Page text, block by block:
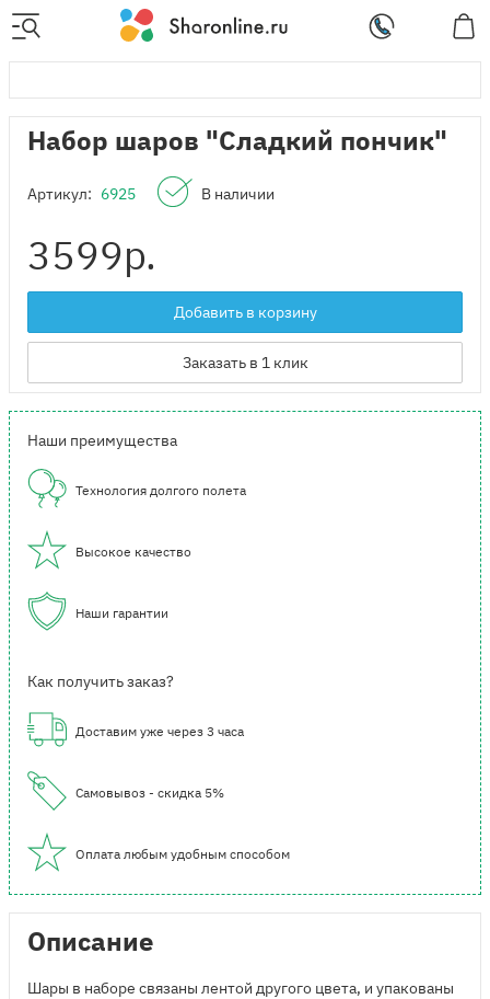
Набор шаров "Сладкий пончик"
Артикул: 6925 В наличии
3599р.
Добавить в корзину
Заказать в 1 клик
Наши преимущества
Технология долгого полета
Высокое качество
Наши гарантии
Как получить заказ?
Доставим уже через 3 часа
Самовывоз - скидка 5%
Оплата любым удобным способом
Описание
Шары в наборе связаны лентой другого цвета, и упакованы